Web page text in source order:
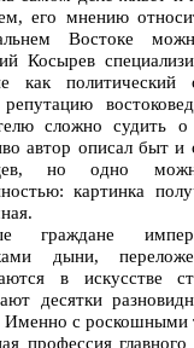
его мнению
Востоке
Косырев
как политический
сложно судить о
автор описал быт и
но одно
картинка
граждане
дыни,
в искусстве
десятки
Именно с роскошными
профессия